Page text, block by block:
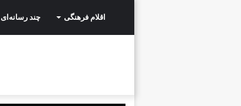
اقلام فرهنگی چند رسانه‌ای